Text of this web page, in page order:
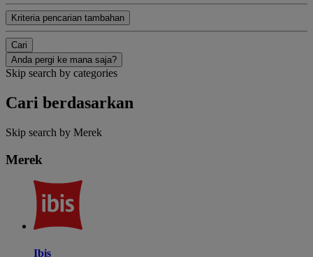
Kriteria pencarian tambahan
Cari
Anda pergi ke mana saja?
Skip search by categories
Cari berdasarkan
Skip search by Merek
Merek
Ibis